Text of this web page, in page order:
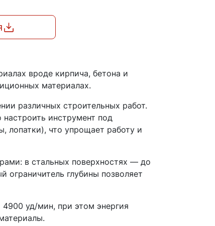
вроде кирпича, бетона и
материалах.
различных строительных работ.
инструмент под
лопатки), что упрощает работу и
в стальных поверхностях — до
глубины позволяет
уд/мин, при этом энергия